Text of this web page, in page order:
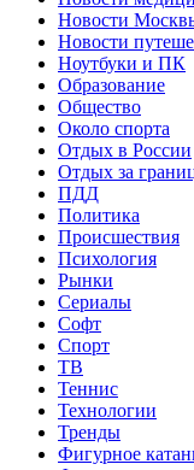
Новости
Новости
Ноутбуки и ПК
Образование
Общество
Около спорта
Отдых в России
Отдых за
ПДД
Политика
Происшествия
Психология
Рынки
Сериалы
Софт
Спорт
ТВ
Теннис
Технологии
Тренды
Фигурное